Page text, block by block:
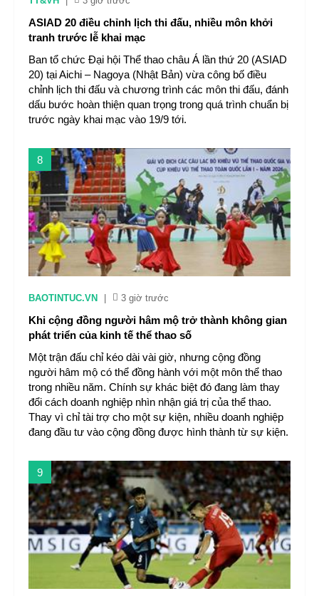
ASIAD 20 điều chỉnh lịch thi đấu, nhiều môn khởi
tranh trước lễ khai mạc
Ban tổ chức Đại hội Thể thao châu Á lần thứ 20 (ASIAD
20) tại Aichi – Nagoya (Nhật Bản) vừa công bố điều
chỉnh lịch thi đấu và chương trình các môn thi đấu, đánh
dấu bước hoàn thiện quan trọng trong quá trình chuẩn bị
trước ngày khai mạc vào 19/9 tới.
8
BAOTINTUC.VN 3 giờ trước
Khi cộng đồng người hâm mộ trở thành không gian
phát triển của kinh tế thể thao số
Một trận đấu chỉ kéo dài vài giờ, nhưng cộng đồng
người hâm mộ có thể đồng hành với một môn thể thao
trong nhiều năm. Chính sự khác biệt đó đang làm thay
đổi cách doanh nghiệp nhìn nhận giá trị của thể thao.
Thay vì chỉ tài trợ cho một sự kiện, nhiều doanh nghiệp
đang đầu tư vào cộng đồng được hình thành từ sự kiện.
9